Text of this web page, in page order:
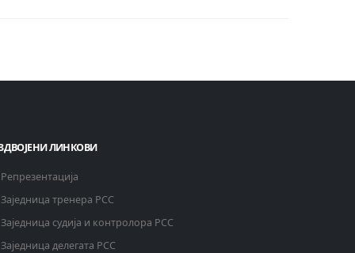
ЛИНКОВИ
Репрезентација
Заједница тренера РСС
Заједница судија и контролора РСС
Заједница делегата РСС